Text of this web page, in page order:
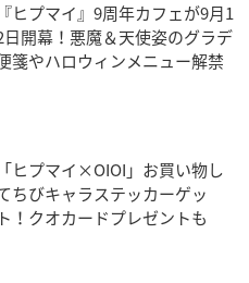
『ヒプマイ』9周年カフェが9月1
日開幕！悪魔＆天使姿のグラデ
箋やハロウィンメニュー解禁
「ヒプマイ×OIOI」お買い物し
ちびキャラステッカーゲッ
ト！クオカードプレゼントも